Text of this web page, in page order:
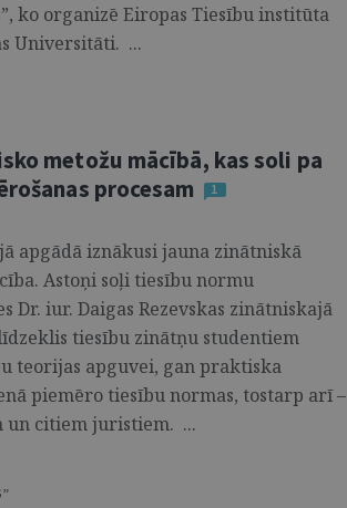
ko organizē Eiropas Tiesību institūta
Universitāti. ...
metožu mācībā, kas soli pa
procesam
1
apgādā iznākusi jauna zinātniskā
Astoņi soļi tiesību normu
Dr. iur. Daigas Rezevskas zinātniskajā
tiesību zinātņu studentiem
teorijas apguvei, gan praktiska
piemēro tiesību normas, tostarp arī –
un citiem juristiem. ...